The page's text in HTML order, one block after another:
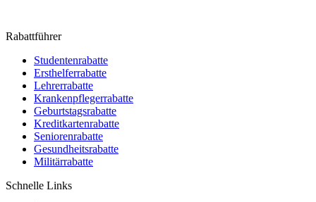
Rabattführer
Studentenrabatte
Ersthelferrabatte
Lehrerrabatte
Krankenpflegerrabatte
Geburtstagsrabatte
Kreditkartenrabatte
Seniorenrabatte
Gesundheitsrabatte
Militärrabatte
Schnelle Links